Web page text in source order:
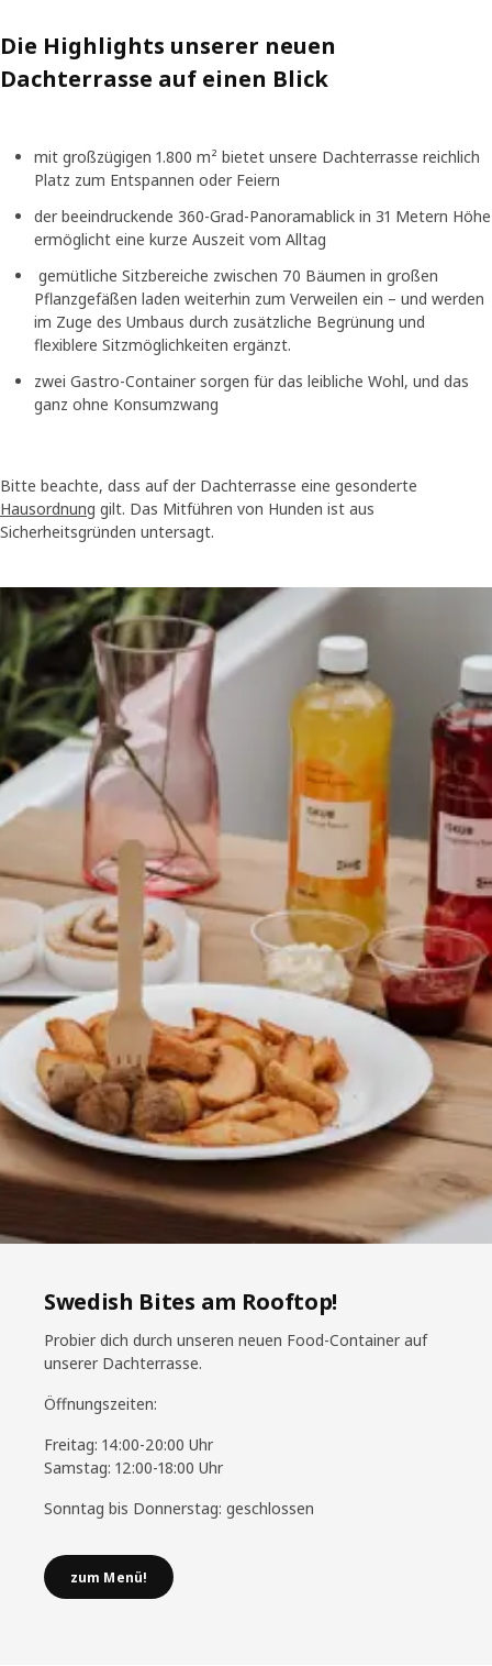
Die Highlights unserer neuen
Dachterrasse auf einen Blick
mit großzügigen 1.800 m² bietet unsere Dachterrasse reichlich
Platz zum Entspannen oder Feiern
der beeindruckende 360-Grad-Panoramablick in 31 Metern Höhe
ermöglicht eine kurze Auszeit vom Alltag
gemütliche Sitzbereiche zwischen 70 Bäumen in großen
Pflanzgefäßen laden weiterhin zum Verweilen ein – und werden
im Zuge des Umbaus durch zusätzliche Begrünung und
flexiblere Sitzmöglichkeiten ergänzt.
zwei Gastro-Container sorgen für das leibliche Wohl, und das
ganz ohne Konsumzwang
Bitte beachte, dass auf der Dachterrasse eine gesonderte
Hausordnung gilt. Das Mitführen von Hunden ist aus
Sicherheitsgründen untersagt.
Swedish Bites am Rooftop!
Probier dich durch unseren neuen Food-Container auf
unserer Dachterrasse.
Öffnungszeiten:
Freitag: 14:00-20:00 Uhr
Samstag: 12:00-18:00 Uhr
Sonntag bis Donnerstag: geschlossen
zum Menü!